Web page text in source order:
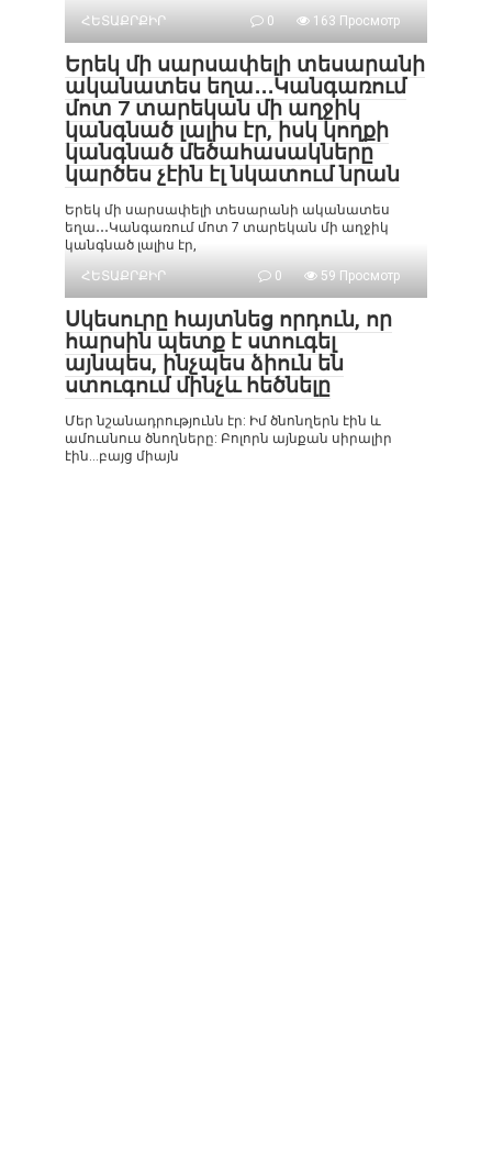
ՀԵՏԱՔՐՔԻՐ
0 163 Просмотр
Երեկ մի սարսափելի տեսարանի
ականատես եղա․․․Կանգառում
մոտ 7 տարեկան մի աղջիկ
կանգնած լալիս էր, իսկ կողքի
կանգնած մեծահասակները
կարծես չէին էլ նկատում նրան
Երեկ մի սարսափելի տեսարանի ականատես
եղա․․․Կանգառում մոտ 7 տարեկան մի աղջիկ
կանգնած լալիս էր,
ՀԵՏԱՔՐՔԻՐ
0 59 Просмотр
Սկեսուրը հայտնեց որդուն, որ
հարսին պետք է ստուգել
այնպես, ինչպես ձիուն են
ստուգում մինչև հեծնելը
Մեր նշանադրությունն էր: Իմ ծնոնղերն էին և
ամուսնուս ծնողները: Բոլորն այնքան սիրալիր
էին…բայց միայն